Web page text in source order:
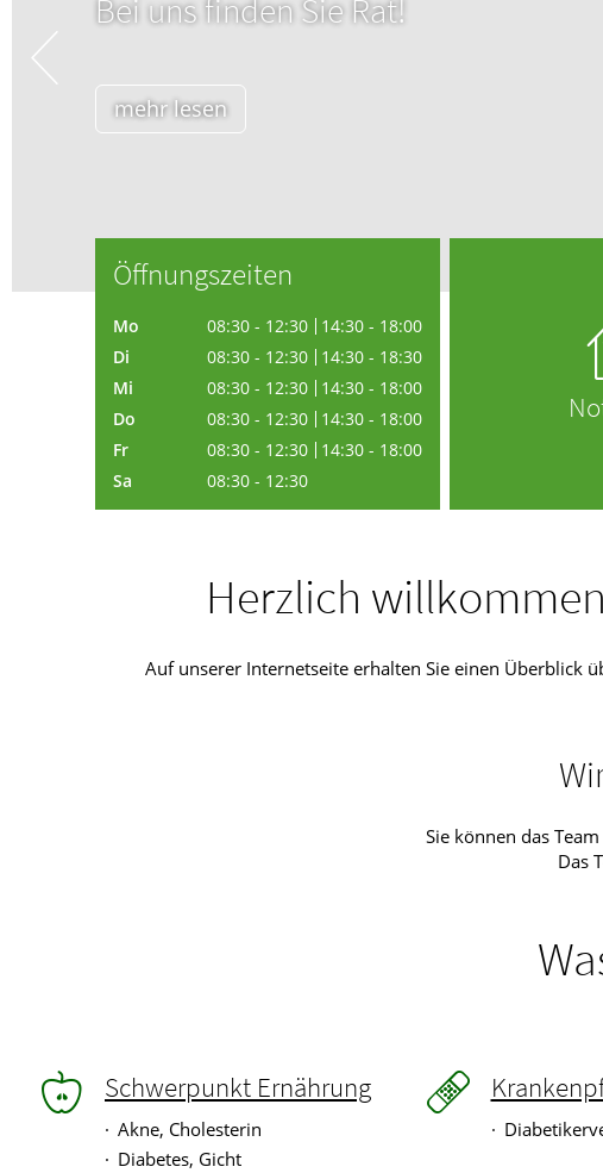
Blut, Krebs und Infektionen
Haut, Haare und Nägel
Psychische Erkrankungen
Öffnungszeiten
Mo 08:30 - 12:30
14:30 - 18:00
Di
08:30 - 12:30
14:30 - 18:30
Mi
08:30 - 12:30
14:30 - 18:00
Do
08:30 - 12:30
14:30 - 18:00
Fr
08:30 - 12:30
14:30 - 18:00
Sa
08:30 - 12:30
Herzlich
Auf unserer Internetseite erhalten Sie einen Überblick
Sie können das
Das
Schwerpunkt Ernährung
Akne, Cholesterin
Diabetes, Gicht